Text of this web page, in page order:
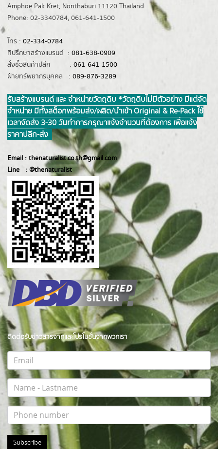
Amphoe Pak Kret, Nonthaburi 11120 Thailand
Phone: 02-3340784, 061-641-1500
โทร : 02-334-0784
ที่ปรึกษาสร้างแบรนด์ : 081-638-0909
สั่งซื้อสินค้าปลีก : 061-641-1500
ฝ่ายทรัพยากรบุคคล : 089-876-3289
รับสร้างแบรนด์ และ จำหน่ายวัตถุดิบ *วัตถุดิบไม่มีตัวอย่าง มีแต่จัด
จำหน่าย มีทั้งสต็อกพร้อมส่ง/ผลิต/นำเข้า Original & Re-Pack ใช้
เวลาจัดส่ง 3-30 วันทำการ กรุณาแจ้งจำนวนที่ต้องการ เพื่อแจ้ง
ราคาปลีก-ส่ง
Email : thenaturalist.co.th@gmail.com
Line : @thenaturalist
ติดต่อรับข่าวสารจากและโปรโมชั่นจากพวกเรา
Subscribe